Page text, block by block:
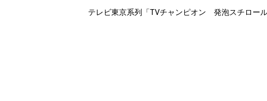
テレビ東京系列「TVチャンピオン 発泡スチロー